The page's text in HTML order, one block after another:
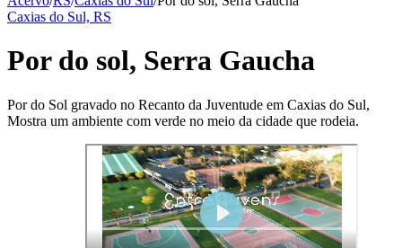
Caxias do Sul, RS
Por do sol, Serra Gaucha
Por do Sol gravado no Recanto da Juventude em Caxias do Sul,
Mostra um ambiente com verde no meio da cidade que rodeia.